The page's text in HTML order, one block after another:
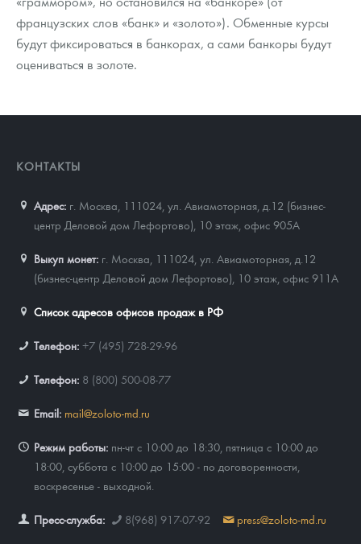
французских слов «банк» и «золото»). Обменные курсы
будут фиксироваться в банкорах, а сами банкоры будут
оцениваться в золоте.
КОНТАКТЫ
Адрес: г. Москва, 111024 ул. Авиамоторная, д.12 (бизнес-
центр Деловой дом Лефортово), 10 этаж, офис 905А
Выкуп монет: г. Москва, 111024, ул. Авиамоторная, д.12
(бизнес-центр Деловой дом Лефортово), 10 этаж, офис 911А
Список адресов офисов продаж в РФ
Телефон: +7 (495) 728-29-96
Телефон: 8 (800) 500-08-77
Email: mail@zoloto-md.ru
Режим работы: пн-чт с 10:00 до 18:30, пятница с 10:00 до
18:00, суббота с 10:00 до 15:00 - по договоренности,
воскресенье - выходной.
Пресс-служба: 8(968) 917-07-92 press@zoloto-md.ru